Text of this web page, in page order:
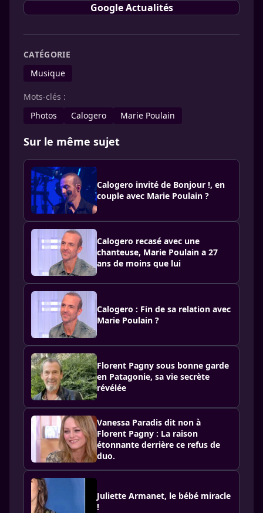
Google Actualités
CATÉGORIE
Musique
Mots-clés :
Photos
Calogero Marie Poulain
Sur le même sujet
Calogero invité de Bonjour !, en
couple avec Marie Poulain ?
Calogero recasé avec une
chanteuse, Marie Poulain a 27
ans de moins que lui
Calogero : Fin de sa relation avec
Marie Poulain ?
Florent Pagny sous bonne garde
en Patagonie, sa vie secrète
révélée
Vanessa Paradis dit non à
Florent Pagny : La raison
étonnante derrière ce refus de
duo.
Juliette Armanet, le bébé miracle
!